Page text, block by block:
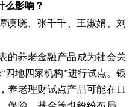
么影响？
谟晓、张千千、王淑娟、刘
的养老金融产品成为社会关
四地四家机构”进行试点。银
养老理财试点产品可能在11